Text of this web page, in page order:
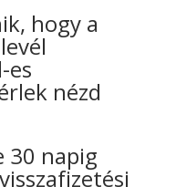
hogy a
es
nézd
30 napig